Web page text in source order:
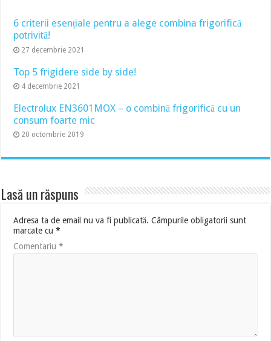
6 criterii esențiale pentru a alege combina frigorifică
potrivită!
27 decembrie 2021
Top 5 frigidere side by side!
4 decembrie 2021
Electrolux EN3601MOX – o combină frigorifică cu un
consum foarte mic
20 octombrie 2019
Lasă un răspuns
Adresa ta de email nu va fi publicată. Câmpurile obligatorii sunt
marcate cu*
Comentariu*